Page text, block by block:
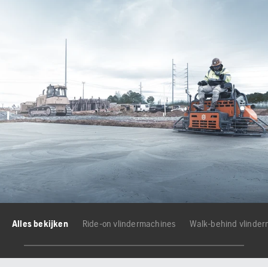
Alles bekijken Ride-on vlindermachines Walk-behind